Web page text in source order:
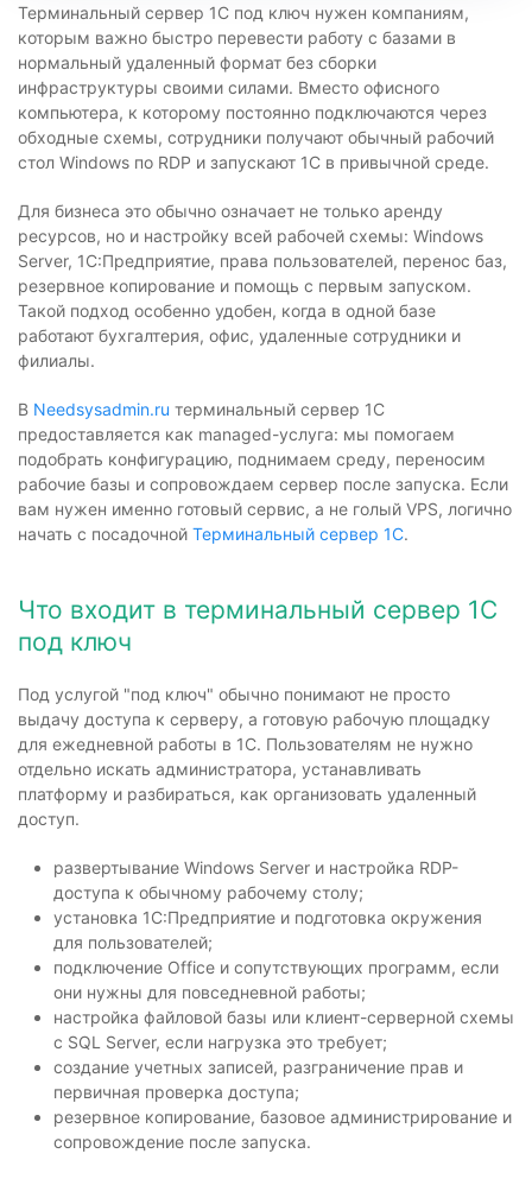
Терминальный сервер 1С под ключ нужен компаниям,
которым важно быстро перевести работу с базами в
нормальный удаленный формат без сборки
инфраструктуры своими силами. Вместо офисного
компьютера, к которому постоянно подключаются через
обходные схемы, сотрудники получают обычный рабочий
стол Windows по RDP и запускают 1С в привычной среде.
Для бизнеса это обычно означает не только аренду
ресурсов, но и настройку всей рабочей схемы: Windows
Server, 1С:Предприятие, права пользователей, перенос баз,
резервное копирование и помощь с первым запуском.
Такой подход особенно удобен, когда в одной базе
работают бухгалтерия, офис, удаленные сотрудники и
филиалы.
В Needsysadmin.ru терминальный сервер 1С
предоставляется как managed-услуга: мы помогаем
подобрать конфигурацию, поднимаем среду, переносим
рабочие базы и сопровождаем сервер после запуска. Если
вам нужен именно готовый сервис, а не голый VPS, логично
начать с посадочной Терминальный сервер 1С.
Что входит в терминальный сервер 1С
под ключ
Под услугой "под ключ" обычно понимают не просто
выдачу доступа к серверу, а готовую рабочую площадку
для ежедневной работы в 1С. Пользователям не нужно
отдельно искать администратора, устанавливать
платформу и разбираться, как организовать удаленный
доступ.
развертывание Windows Server и настройка RDP-
доступа к обычному рабочему столу;
установка 1С:Предприятие и подготовка окружения
для пользователей;
подключение Office и сопутствующих программ, если
они нужны для повседневной работы;
настройка файловой базы или клиент-серверной схемы
с SQL Server, если нагрузка это требует;
создание учетных записей, разграничение прав и
первичная проверка доступа;
резервное копирование, базовое администрирование и
сопровождение после запуска.